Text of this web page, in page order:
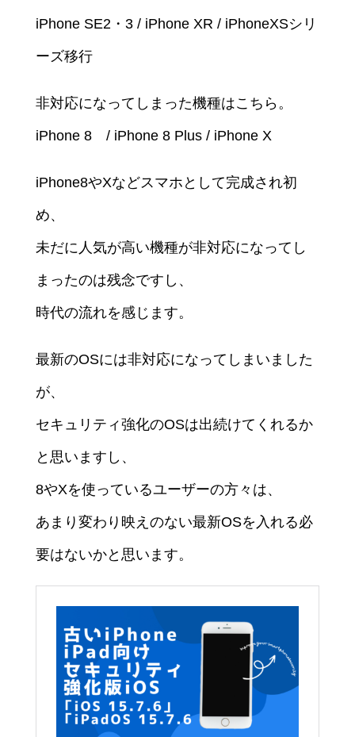
iPhone SE2・3 / iPhone XR / iPhoneXSシリ
ーズ移行
非対応になってしまった機種はこちら。
iPhone 8 / iPhone 8 Plus / iPhone X
iPhone8やXなどスマホとして完成され初
め、
未だに人気が高い機種が非対応になってし
まったのは残念ですし、
時代の流れを感じます。
最新のOSには非対応になってしまいました
が、
セキュリティ強化のOSは出続けてくれるか
と思いますし、
8やXを使っているユーザーの方々は、
あまり変わり映えのない最新OSを入れる必
要はないかと思います。